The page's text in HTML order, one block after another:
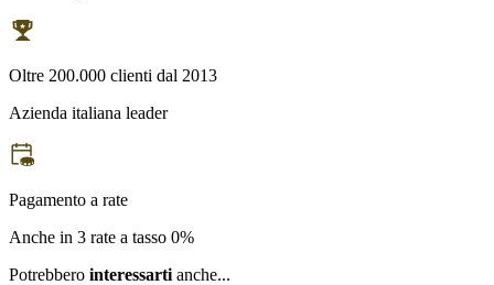
Oltre 200.000 clienti dal 2013
Azienda italiana leader
Pagamento a rate
Anche in 3 rate a tasso 0%
Potrebbero interessarti anche...